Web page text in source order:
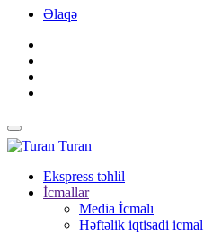
Əlaqə
Turan
Ekspress təhlil
İcmallar
Media İcmalı
Həftəlik iqtisadi icmal